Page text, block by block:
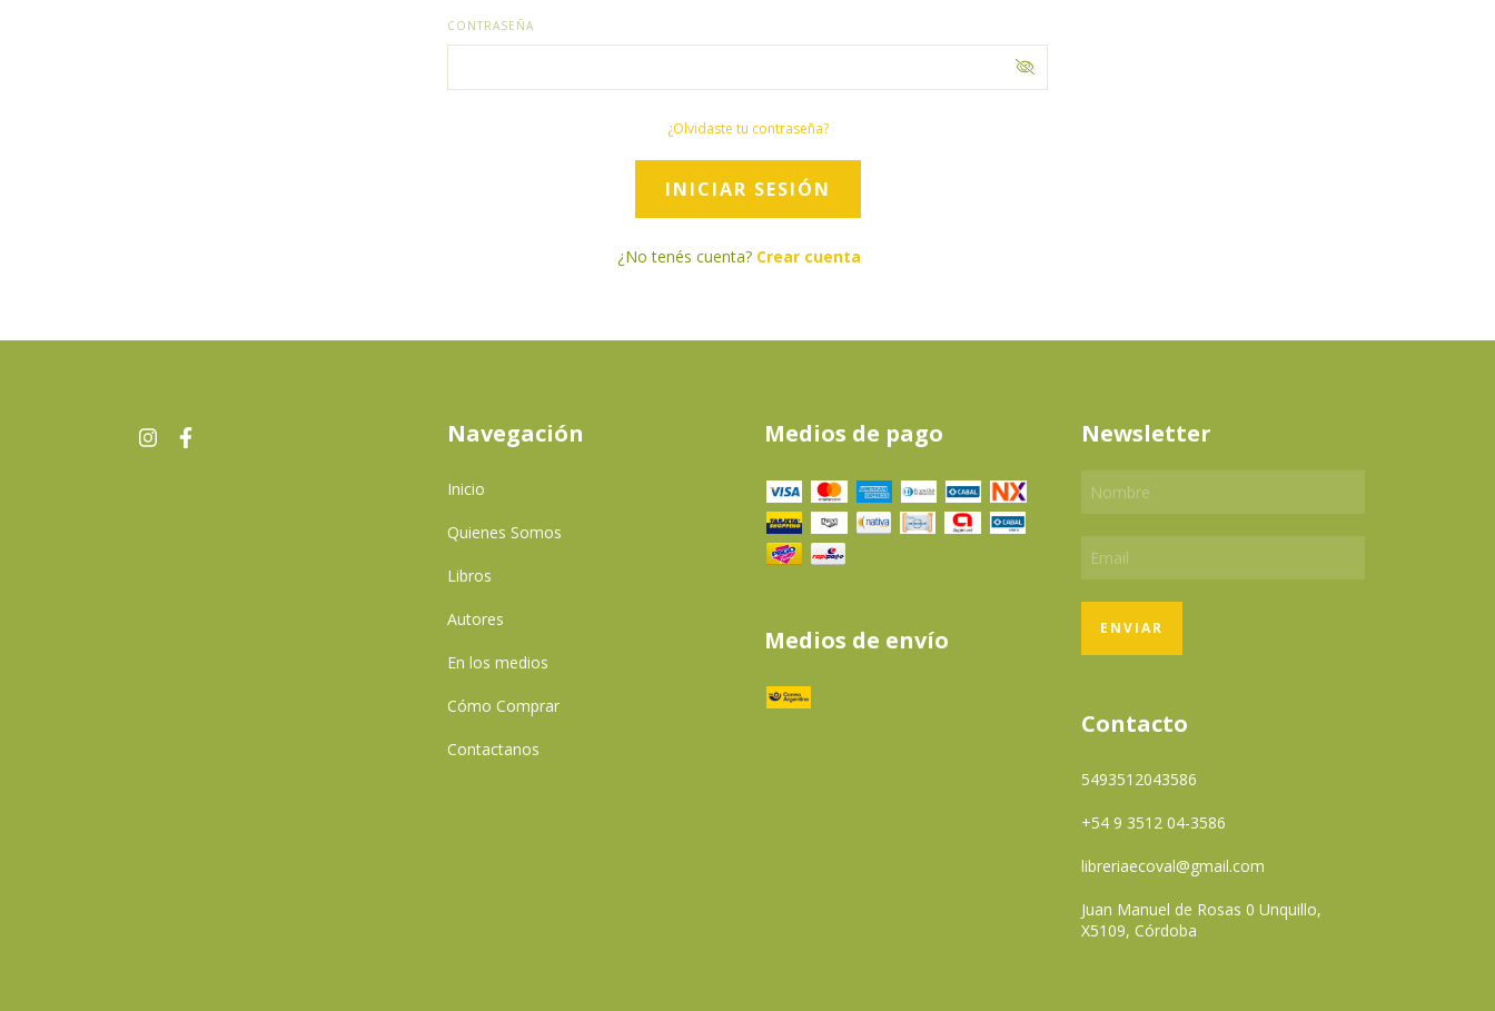
CONTRASEÑA
¿Olvidaste tu contraseña?
¿No tenés cuenta? Crear cuenta
Navegación
Inicio
Quienes Somos
Libros
Autores
En los medios
Cómo Comprar
Contactanos
Medios de pago
Medios de envío
Newsletter
Contacto
5493512043586
+54 9 3512 04-3586
libreriaecoval@gmail.com
Juan Manuel de Rosas 0 Unquillo,
X5109, Córdoba